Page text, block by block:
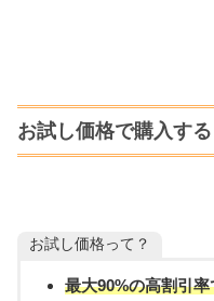
お試し価格で購入する
お試し価格って？
最大90%の高割引率